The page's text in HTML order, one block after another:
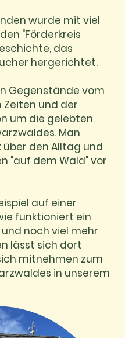
wurde mit viel
"Förderkreis
das
hergerichtet.
Gegenstände vom
Zeiten und der
um die gelebten
Man
über den Alltag und
"auf dem Wald" vor
auf einer
funktioniert ein
noch viel mehr
lässt sich dort
mitnehmen zum
in unserem